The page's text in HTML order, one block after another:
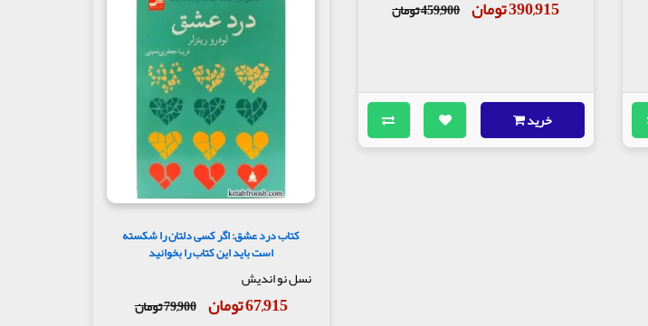
390,915 تومان 459,900 تومان
خرید
کتاب درد عشق: اگر کسی دلتان را شکسته
است باید این کتاب را بخوانید
نسل نو اندیش
67,915 تومان 79,900 تومان